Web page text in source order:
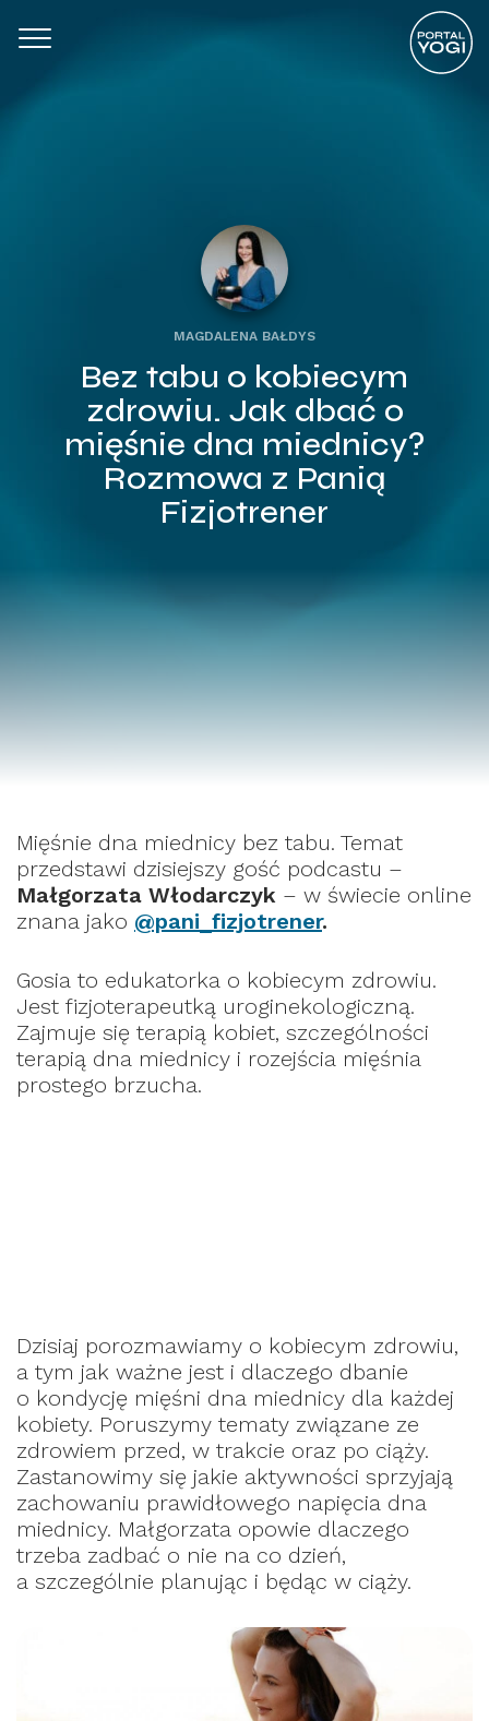
MAGDALENA BAŁDYS
Bez tabu o kobiecym
zdrowiu. Jak dbać o
mięśnie dna miednicy?
Rozmowa z Panią
Fizjotrener
Mięśnie dna miednicy bez tabu. Temat
przedstawi dzisiejszy gość podcastu –
Małgorzata Włodarczyk – w świecie online
znana jako @pani_fizjotrener.
Gosia to edukatorka o kobiecym zdrowiu.
Jest fizjoterapeutką uroginekologiczną.
Zajmuje się terapią kobiet, szczególności
terapią dna miednicy i rozejścia mięśnia
prostego brzucha.
Dzisiaj porozmawiamy o kobiecym zdrowiu,
a tym jak ważne jest i dlaczego dbanie
o kondycję mięśni dna miednicy dla każdej
kobiety. Poruszymy tematy związane ze
zdrowiem przed, w trakcie oraz po ciąży.
Zastanowimy się jakie aktywności sprzyjają
zachowaniu prawidłowego napięcia dna
miednicy. Małgorzata opowie dlaczego
trzeba zadbać o nie na co dzień,
a szczególnie planując i będąc w ciąży.